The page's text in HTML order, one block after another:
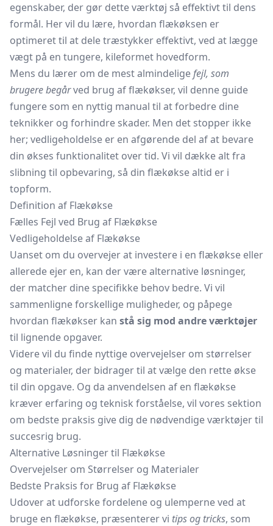
egenskaber, der gør dette værktøj så effektivt til dens
formål. Her vil du lære, hvordan flækøksen er
optimeret til at dele træstykker effektivt, ved at lægge
vægt på en tungere, kileformet hovedform.
Mens du lærer om de mest almindeligefejl, som
brugere begårved brug af flækøkser, vil denne guide
fungere som en nyttig manual til at forbedre dine
teknikker og forhindre skader. Men det stopper ikke
her; vedligeholdelse er en afgørende del af at bevare
din økses funktionalitet over tid. Vi vil dække alt fra
slibning til opbevaring, så din flækøkse altid er i
topform.
Definition af Flækøkse
Fælles Fejl ved Brug af Flækøkse
Vedligeholdelse af Flækøkse
Uanset om du overvejer at investere i en flækøkse eller
allerede ejer en, kan der være alternative løsninger,
der matcher dine specifikke behov bedre. Vi vil
sammenligne forskellige muligheder, og påpege
hvordan flækøkser kan stå sig mod andre værktøjer
til lignende opgaver.
Videre vil du finde nyttige overvejelser om størrelser
og materialer, der bidrager til at vælge den rette økse
til din opgave. Og da anvendelsen af en flækøkse
kræver erfaring og teknisk forståelse, vil vores sektion
om bedste praksis give dig de nødvendige værktøjer til
succesrig brug.
Alternative Løsninger til Flækøkse
Overvejelser om Størrelser og Materialer
Bedste Praksis for Brug af Flækøkse
Udover at udforske fordelene og ulemperne ved at
bruge en flækøkse, præsenterer vi tips og tricks, som